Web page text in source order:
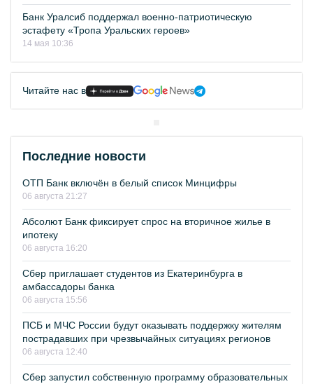
Банк Уралсиб поддержал военно-патриотическую
эстафету «Тропа Уральских героев»
14 мая 10:36
Читайте нас в
Последние новости
ОТП Банк включён в белый список Минцифры
06 августа 21:27
Абсолют Банк фиксирует спрос на вторичное жилье в
ипотеку
06 августа 16:20
Сбер приглашает студентов из Екатеринбурга в
амбассадоры банка
06 августа 15:56
ПСБ и МЧС России будут оказывать поддержку жителям
пострадавших при чрезвычайных ситуациях регионов
06 августа 12:40
Сбер запустил собственную программу образовательных